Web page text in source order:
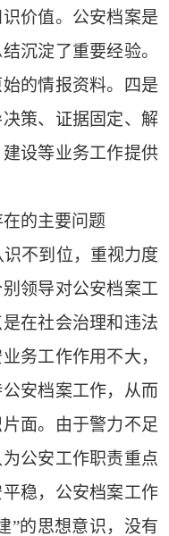
价值。公安档案是
沉淀了重要经验。
的情报资料。四是
策、证据固定、解
设等业务工作提供
的主要问题
识不到位，重视力度
领导对公安档案工
在社会治理和违法
务工作作用不大，
安档案工作，从而
面。由于警力不足
公安工作职责重点
稳，公安档案工作
”的思想意识，没有